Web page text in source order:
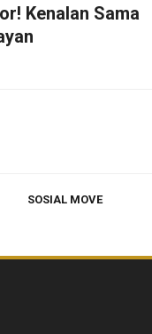
Kenalan Sama
SOSIAL MOVE